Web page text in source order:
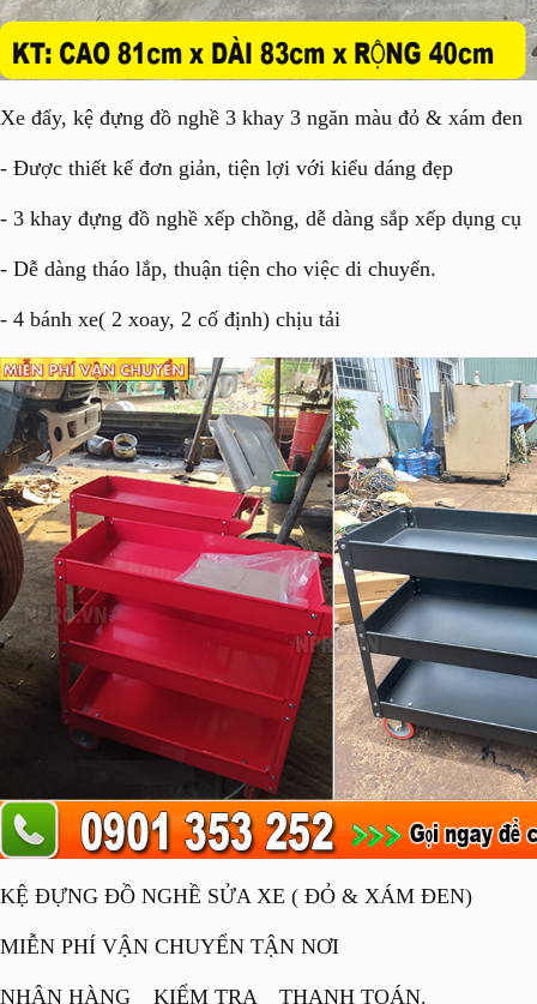
Xe đẩy, kệ đựng đồ nghề 3 khay 3 ngăn màu đỏ & xám đen
- Được thiết kế đơn giản, tiện lợi với kiểu dáng đẹp
- 3 khay đựng đồ nghề xếp chồng, dễ dàng sắp xếp dụng cụ
- Dễ dàng tháo lắp, thuận tiện cho việc di chuyển.
- 4 bánh xe( 2 xoay, 2 cố định) chịu tải
KỆ ĐỰNG ĐỒ NGHỀ SỬA XE ( ĐỎ & XÁM ĐEN)
MIỄN PHÍ VẬN CHUYỂN TẬN NƠI
NHẬN HÀNG _ KIỂM TRA _ THANH TOÁN.